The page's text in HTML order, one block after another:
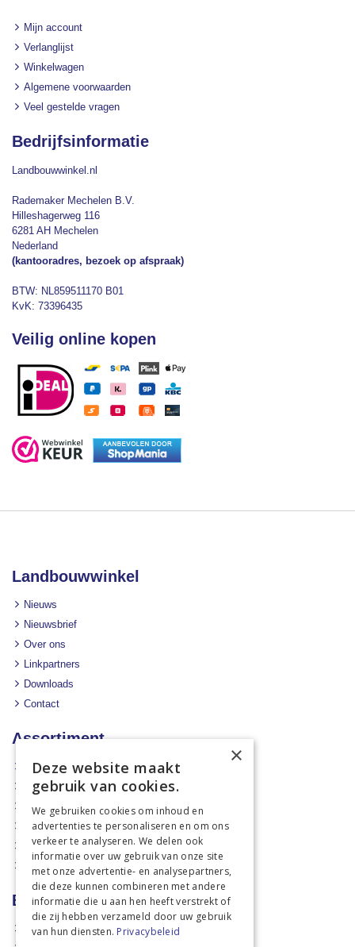
Mijn account
Verlanglijst
Winkelwagen
Algemene voorwaarden
Veel gestelde vragen
Bedrijfsinformatie
Landbouwwinkel.nl
Rademaker Mechelen B.V.
Hilleshagerweg 116
6281 AH Mechelen
Nederland
(kantooradres, bezoek op afspraak)
BTW: NL859511170 B01
KvK: 73396435
Veilig online kopen
Landbouwwinkel
Nieuws
Nieuwsbrief
Over ons
Linkpartners
Downloads
Contact
Assortiment
Aanbiedingen
Mechanisatie
Stal & Erf
Weidetechniek
Dierbenodigdheden
Actiefolders
Betalen en verzenden
Hoe bestellen?
×
Deze website maakt
gebruik van cookies.
We gebruiken cookies om inhoud en
advertenties te personaliseren en om ons
verkeer te analyseren. We delen ook
informatie over uw gebruik van onze site
met onze advertentie- en analysepartners,
die deze kunnen combineren met andere
informatie die u aan hen heeft verstrekt of
die zij hebben verzameld door uw gebruik
van hun diensten. Privacybeleid